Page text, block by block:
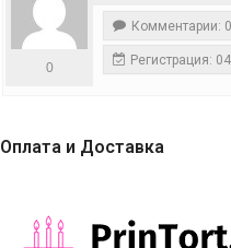
0
Комментарии: 0
Регистрация:
Оплата и Доставка